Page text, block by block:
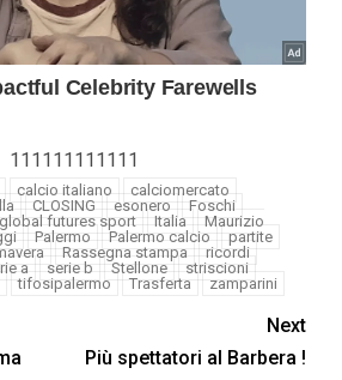
111111111111
calcio italiano
calciomercato
CLOSING esonero
Foschi
global futures sport Italia
Maurizio
Palermo Palermo calcio
partite
Rassegna stampa
ricordi
a serie b Stellone
striscioni
tifosipalermo Trasferta zamparini
Next
Più spettatori al Barbera !